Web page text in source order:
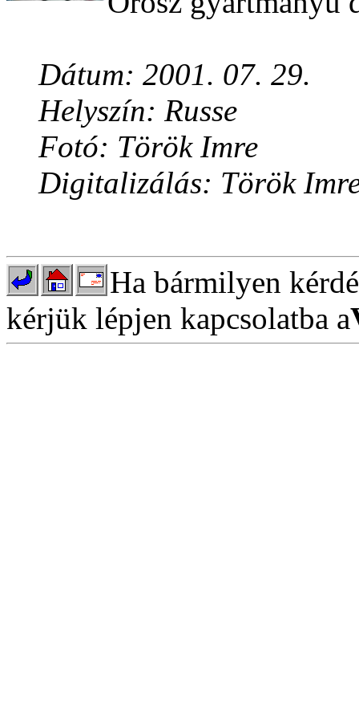
Dátum: 2001. 07. 29.
Helyszín: Russe
Fotó: Török Imre
Digitalizálás: Török
Ha bármilyen
kérjük lépjen kapcsolatba a